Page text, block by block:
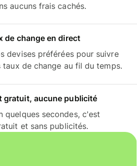
aucuns frais cachés.
de change en direct
devises préférées pour suivre
de change au fil du temps.
gratuit, aucune publicité
quelques secondes, c'est
et sans publicités.